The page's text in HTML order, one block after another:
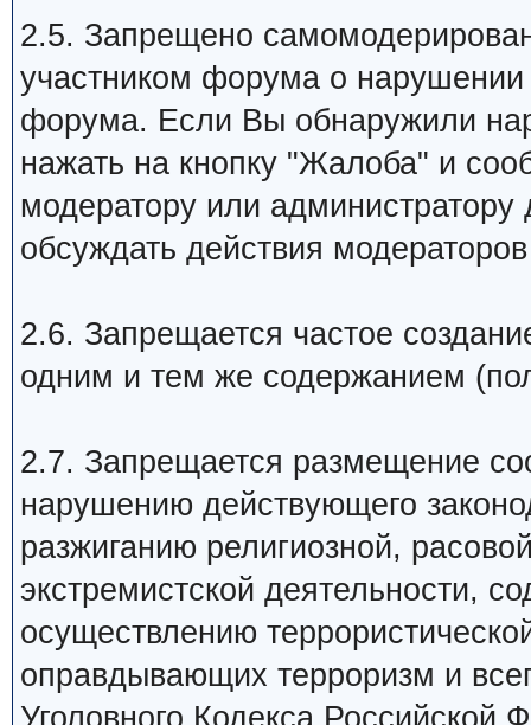
2.5. Запрещено
участником форума о
форума. Если Вы обнаружили
нажать на кнопку "Жалоба" и
модератору или
обсуждать действия
2.6. Запрещается частое
одним и тем же содержанием
2.7. Запрещается размещение
наpyшению действyющего
разжиганию религиозной,
экстремистской деятельности,
осуществлению
оправдывающих терроризм и
Уголовного Кодекса Российской